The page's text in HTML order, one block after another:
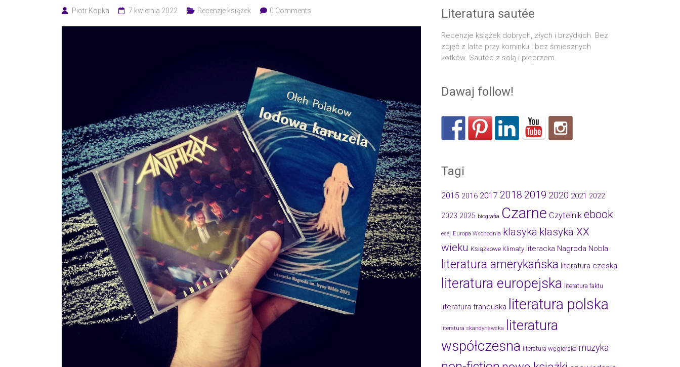
Piotr Kopka 7 kwietnia 2022 Recenzje książek 0 Comments Literatura sautée
Recenzje książek dobrych, złych i brzydkich. Bez
zdjęć z latte przy kominku i bez śmiesznych
kotków. Sautée z solą i pieprzem.
Dawaj follow!
Tagi
2015 2016 2017 2018 2019 2020 2021 2022
2023 2025 biografia Czarne Czytelnik ebook
esej Europa Wschodnia klasyka klasyka XX
wieku Książkowe Klimaty literacka Nagroda Nobla
literatura amerykańska literatura czeska
literatura europejska literatura faktu
literatura francuska literatura polska
literatura skandynawska
literatura
współczesna literatura węgierska muzyka